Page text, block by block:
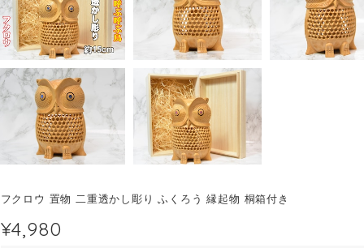
フクロウ 置物 二重透かし彫り ふくろう 縁起物 桐箱付き
¥4,980